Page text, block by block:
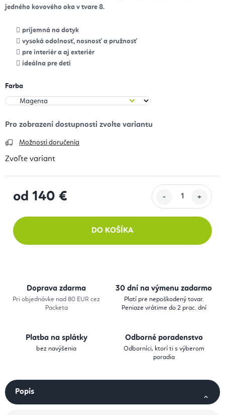
jedného kovového oka v tvare 8.
príjemná na dotyk
vysoká odolnosť, nosnosť a pružnosť
pre interiér a aj exteriér
ideálna pre deti
Farba
Možnosti doručenia
Zvoľte variant
od 140 €
DO KOŠÍKA
Doprava zdarma
Pri objednávke nad 80 EUR cez
Packeta
30 dní na výmenu zadarmo
Platí pre nepoškodený tovar.
Peniaze vrátime do 2 prac. dní
Platba na splátky
bez navýšenia
Odborné poradenstvo
Odborníci, ktorí ti s výberom
poradia
Popis